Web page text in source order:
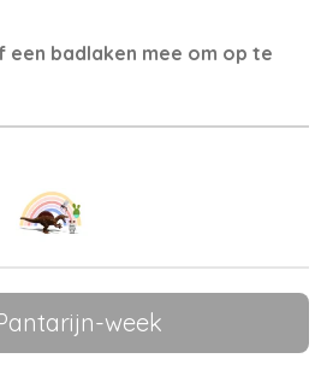
een badlaken mee om op te
week